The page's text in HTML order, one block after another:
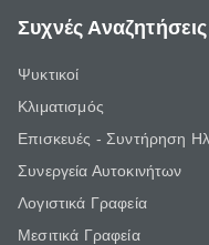
Συχνές Αναζητήσεις
Ψυκτικοί
Κλιματισμός
Επισκευές - Συντήρηση
Συνεργεία Αυτοκινήτων
Λογιστικά Γραφεία
Μεσιτικά Γραφεία